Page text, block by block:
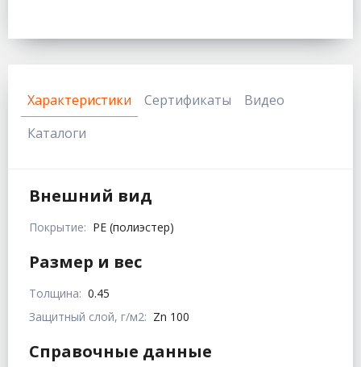
Характеристики Сертификаты
Видео
Каталоги
Внешний вид
Покрытие: PE (полиэстер)
Размер и вес
Толщина: 0.45
Защитный слой, г/м2: Zn 100
Справочные данные